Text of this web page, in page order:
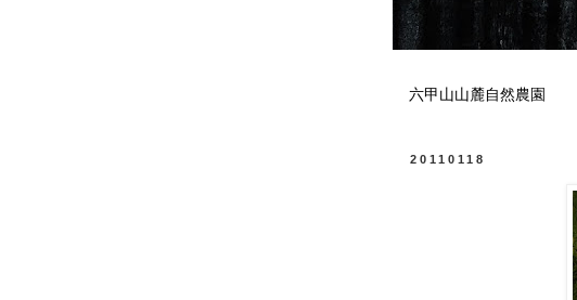
六甲山山麓自然農園
20110118